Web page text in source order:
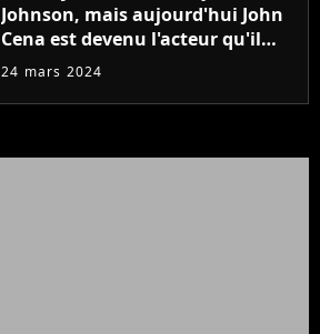
Johnson, mais aujourd'hui John
Cena est devenu l'acteur qu'il
rêvait d'être (et Ricky Stanicky le
24 mars 2024